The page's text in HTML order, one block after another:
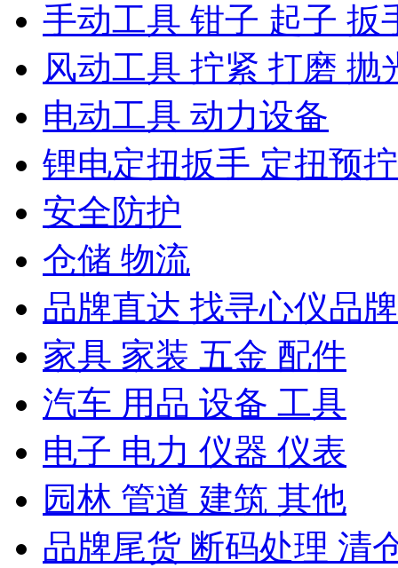
手动工具 钳子 起子 扳
风动工具 拧紧 打磨 抛
电动工具 动力设备
锂电定扭扳手 定扭预
安全防护
仓储 物流
品牌直达 找寻心仪品牌
家具 家装 五金 配件
汽车 用品 设备 工具
电子 电力 仪器 仪表
园林 管道 建筑 其他
品牌尾货 断码处理 清